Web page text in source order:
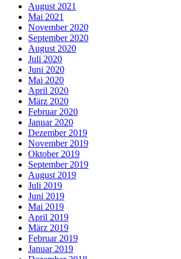
August 2021
Mai 2021
November 2020
September 2020
August 2020
Juli 2020
Juni 2020
Mai 2020
April 2020
März 2020
Februar 2020
Januar 2020
Dezember 2019
November 2019
Oktober 2019
September 2019
August 2019
Juli 2019
Juni 2019
Mai 2019
April 2019
März 2019
Februar 2019
Januar 2019